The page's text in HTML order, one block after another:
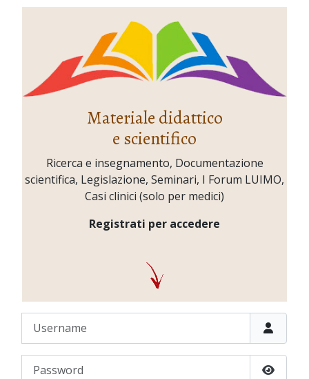
Materiale didattico
e scientifico
Ricerca e insegnamento, Documentazione
scientifica, Legislazione, Seminari, I Forum LUIMO,
Casi clinici (solo per medici)
Registrati per accedere
Username
Password